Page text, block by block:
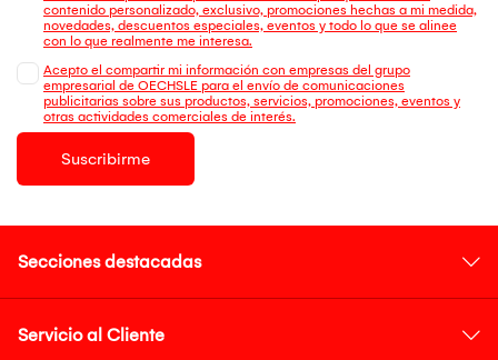
contenido personalizado, exclusivo, promociones hechas a mi medida,
novedades, descuentos especiales, eventos y todo lo que se alinee
con lo que realmente me interesa.
Acepto el compartir mi información con empresas del grupo
empresarial de OECHSLE para el envío de comunicaciones
publicitarias sobre sus productos, servicios, promociones, eventos y
otras actividades comerciales de interés.
Suscribirme
Secciones destacadas
Servicio al Cliente